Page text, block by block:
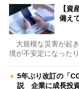
【資
備え
大規模な災害が起
境が不安定になった
5年ぶり改訂の「
説 企業に成長投